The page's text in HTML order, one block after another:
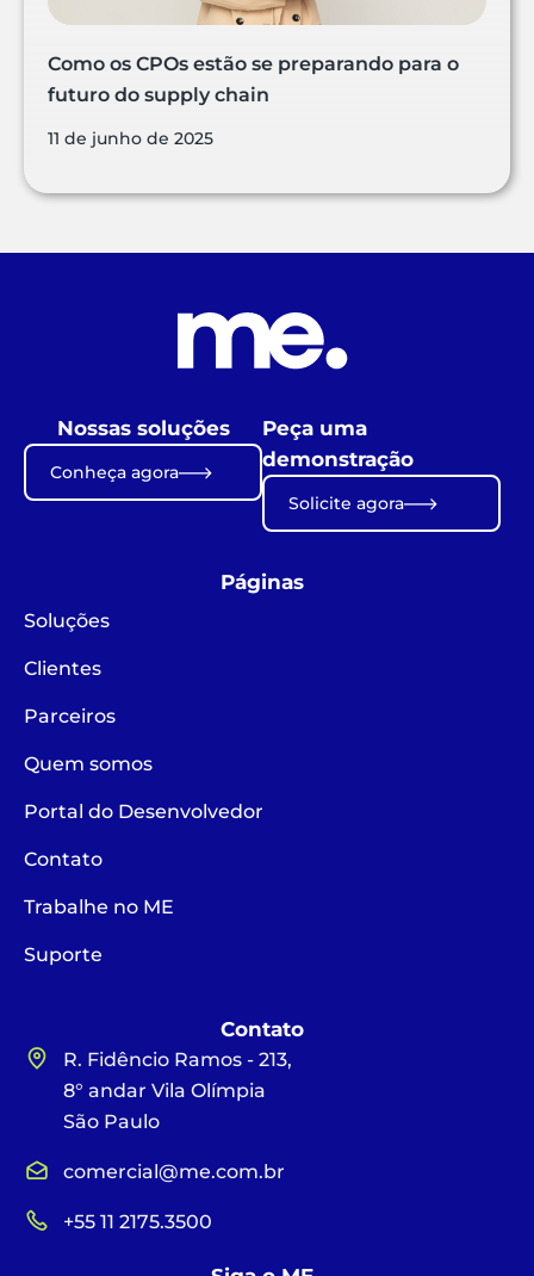
Como os CPOs estão se preparando para o
futuro do supply chain
11 de junho de 2025
Nossas soluções
Conheça agora
Peça uma
demonstração
Solicite agora
Páginas
Soluções
Clientes
Parceiros
Quem somos
Portal do Desenvolvedor
Contato
Trabalhe no ME
Suporte
Contato
R. Fidêncio Ramos - 213,
8° andar Vila Olímpia
São Paulo
comercial@me.com.br
+55 11 2175.3500